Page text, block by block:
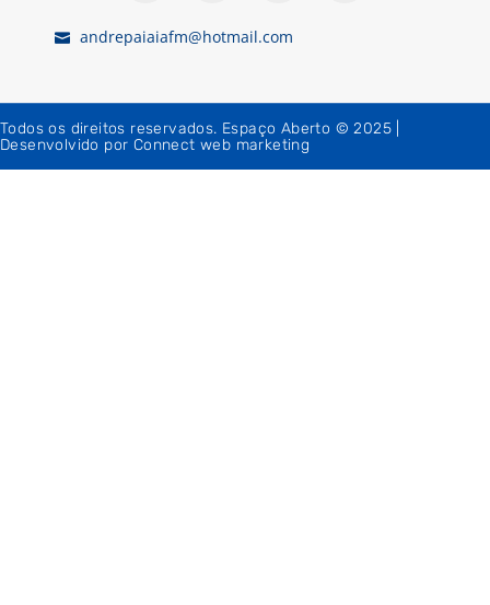
andrepaiaiafm@hotmail.com
Todos os direitos reservados. Espaço Aberto © 2025 |
Desenvolvido por Connect web marketing